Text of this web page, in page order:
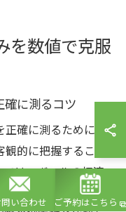
を数値で克服
確に測るコツ
正確に測るために
的に把握すること
は、ボールの初速
数値を表示できま
い合わせ ご予約はこちら